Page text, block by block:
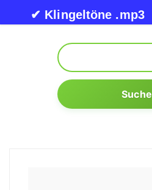
Skip to content✔ Klingeltöne .mp3
Suche